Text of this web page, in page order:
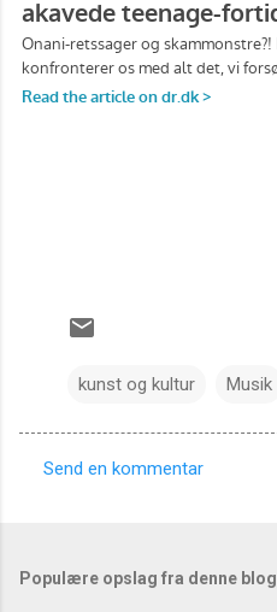
kunst og kultur Musik
m
Send en kommentar
Populære opslag fra denne blog